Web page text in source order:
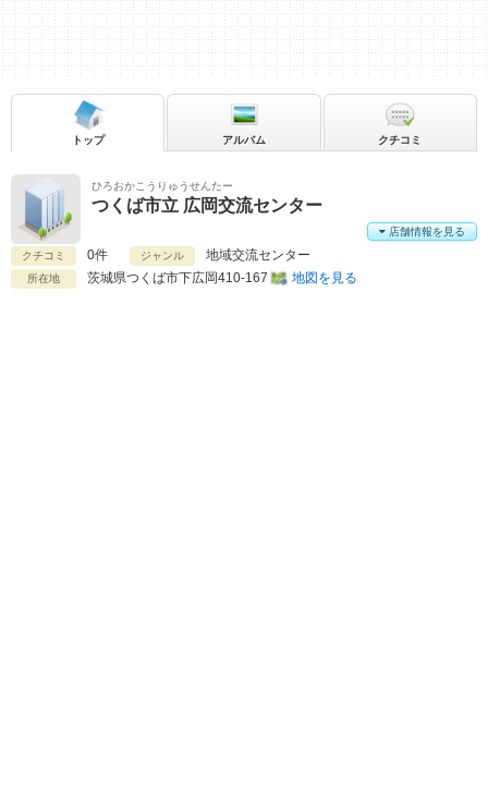
ひろおかこうりゅうせんたー
つくば市立 広岡交流センター
クチコミ 0件 ジャンル 地域交流センター
所在地 茨城県つくば市下広岡410-167 地図を見る
店舗情報を見る
トップ アルバム クチコミ